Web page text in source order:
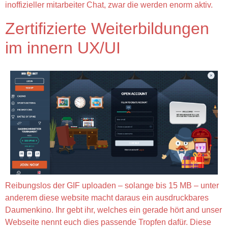
inoffizieller mitarbeiter Chat, zwar die werden enorm aktiv.
Zertifizierte Weiterbildungen
im innern UX/UI
Reibungslos der GIF uploaden – solange bis 15 MB – unter
anderem diese website macht daraus ein ausdruckbares
Daumenkino. Ihr gebt ihr, welches ein gerade hört and unser
Webseite nennt euch dies passende Tropfen dafür. Diese